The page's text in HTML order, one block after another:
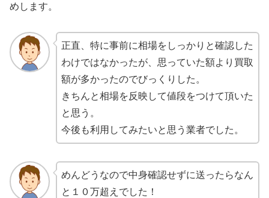
めします。
正直、特に事前に相場をしっかりと確認した
わけではなかったが、思っていた額より買取
額が多かったのでびっくりした。
きちんと相場を反映して値段をつけて頂いた
と思う。
今後も利用してみたいと思う業者でした。
めんどうなので中身確認せずに送ったらなん
と１０万超えでした！